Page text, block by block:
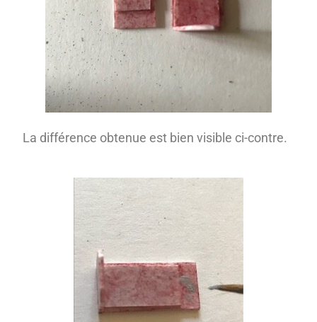
La différence obtenue est bien visible ci-contre.